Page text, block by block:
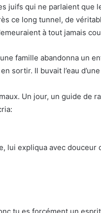
juifs qui ne parlaient que
ce long tunnel, de
à tout jamais
famille abandonna un
sortir. Il buvait l’eau
Un jour, un guide de
lui expliqua avec douceur